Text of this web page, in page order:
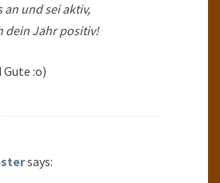
an und sei aktiv,
dein Jahr positiv!
:o)
says: